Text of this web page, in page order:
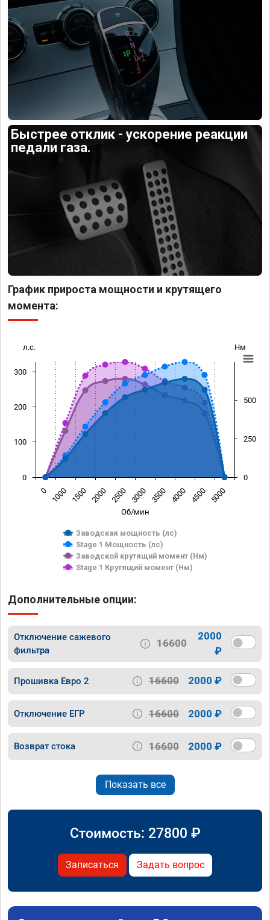
Быстрее отклик - ускорение реакции
педали газа.
График прироста мощности и крутящего
момента:
Об/мин
л.с. Нм
Заводская мощность (лс)
Stage 1 Мощность (лс)
Заводской крутящий момент (Нм)
Stage 1 Крутящий момент (Нм)
0 1000 1500 2000 2500 3000 3500 4000 4500 5000
0
100
200
300
0
250
500
Дополнительные опции:
Отключение сажевого
фильтра
16600
2000
₽
Прошивка Евро 2 16600 2000 ₽
Отключение ЕГР 16600 2000 ₽
Возврат стока 16600 2000 ₽
Показать все
Стоимость: 27800 ₽
Записаться Задать вопрос